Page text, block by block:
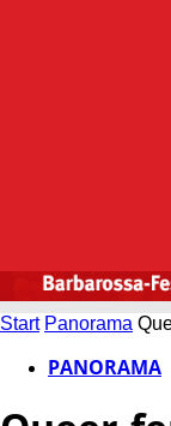
Start Panorama
PANORAMA